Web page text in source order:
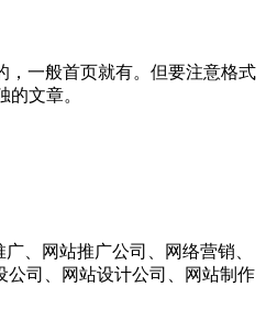
一般首页就有。但要注意格式
文章。
、网站推广公司、网络营销、
公司、网站设计公司、网站制作